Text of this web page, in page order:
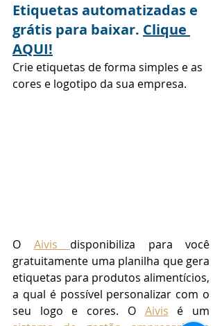
Etiquetas automatizadas e
grátis para baixar. Clique
AQUI!
Crie etiquetas de forma simples e as
cores e logotipo da sua empresa.
O Aivis disponibiliza para você
gratuitamente uma planilha que gera
etiquetas para produtos alimentícios,
a qual é possível personalizar com o
seu logo e cores. O Aivis